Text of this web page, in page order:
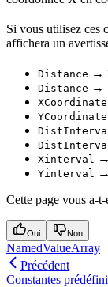
Si vous utilisez ces
affichera un
Distance →
Distance →
XCoordinate
YCoordinate
Xinterval
→
Yinterval
→
Cette page vous a-
Oui Non
NamedValueArray
Précédent
Constantes